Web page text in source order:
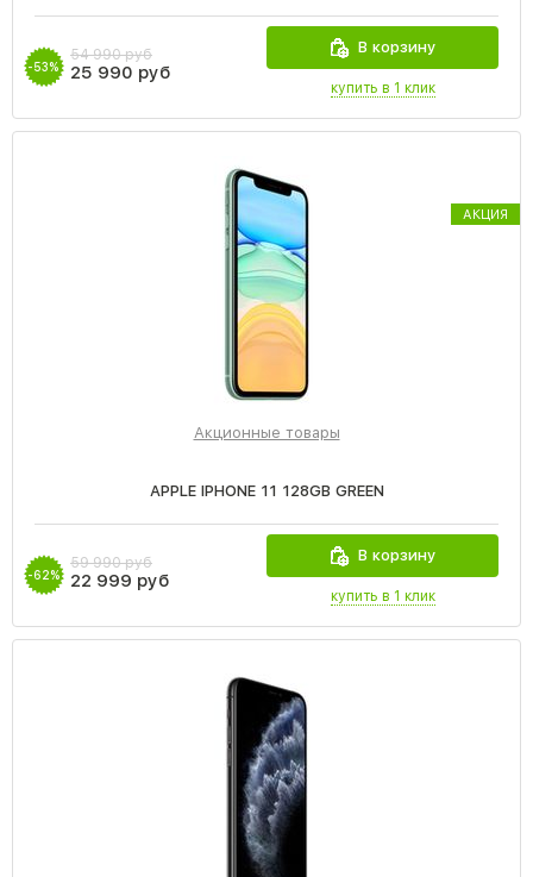
-53%
54 990 руб
25 990 руб
В корзину
купить в 1 клик
АКЦИЯ
Акционные товары
APPLE IPHONE 11 128GB GREEN
-62%
59 990 руб
22 999 руб
В корзину
купить в 1 клик